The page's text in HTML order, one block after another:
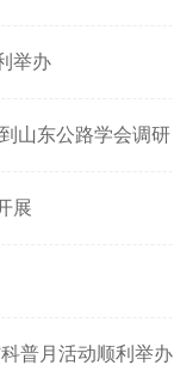
举办
山东公路学会调研
展
普月活动顺利举办